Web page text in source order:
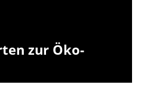
zur Öko-